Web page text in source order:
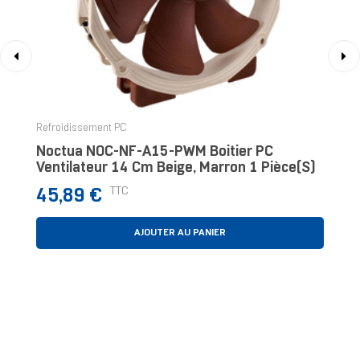
Refroidissement PC
Noctua NOC-NF-A15-PWM Boitier PC
Ventilateur 14 Cm Beige, Marron 1 Pièce(s)
Prix
45,89 € TTC
AJOUTER AU PANIER